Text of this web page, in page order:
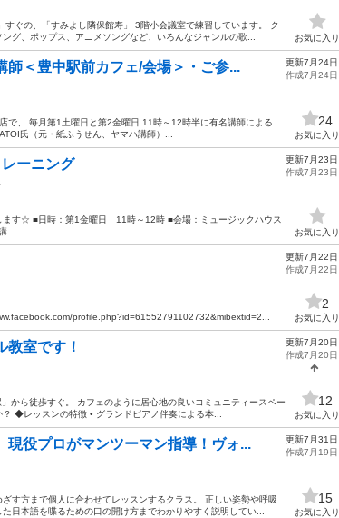
ぐの、「すみよし隣保館寿」 3階小会議室で練習しています。 ク
グ、ポップス、アニメソングなど、いろんなジャンルの歌...
お気に入り
＜豊中駅前カフェ/会場＞・ご参...
で、 毎月第1土曜日と第2金曜日 11時～12時半に有名講師による
氏（元・紙ふうせん、ヤマハ講師）...
更新7月24日
作成7月24日
24
お気に入り
ーニング
ます☆ ■日時：第1金曜日 11時～12時 ■会場：ミュージックハウス
...
更新7月23日
作成7月23日
お気に入り
profile.php?id=61552791102732&mibextid=2...
更新7月22日
作成7月22日
2
お気に入り
教室です！
ら徒歩すぐ。 カフェのように居心地の良いコミュニティースペー
◆レッスンの特徴 • グランドピアノ伴奏による本...
更新7月20日
作成7月20日
12
お気に入り
役プロがマンツーマン指導！ヴォ...
す方まで個人に合わせてレッスンするクラス。 正しい姿勢や呼吸
日本語を喋るための口の開け方までわかりやすく説明してい...
更新7月31日
作成7月19日
15
お気に入り